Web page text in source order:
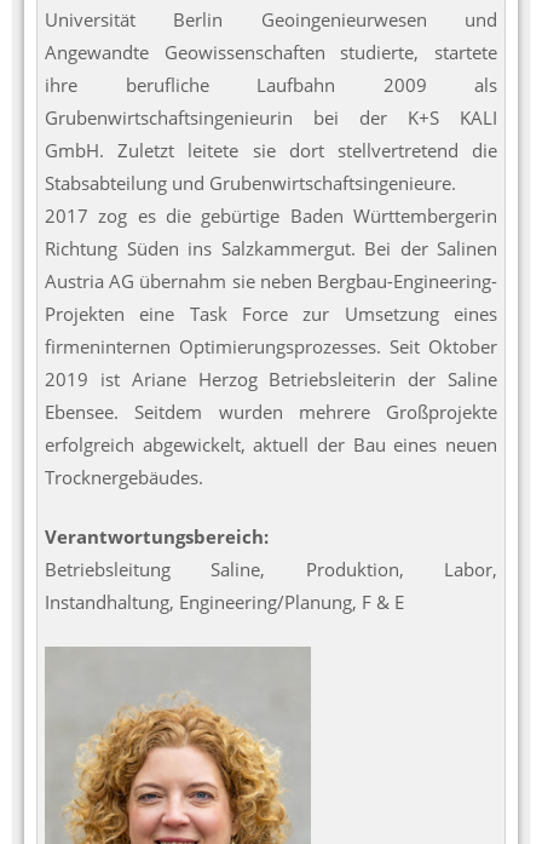
Universität Berlin Geoingenieurwesen und
Angewandte Geowissenschaften studierte, startete
ihre berufliche Laufbahn 2009 als
Grubenwirtschaftsingenieurin bei der K+S KALI
GmbH. Zuletzt leitete sie dort stellvertretend die
Stabsabteilung und Grubenwirtschaftsingenieure.
2017 zog es die gebürtige Baden Württembergerin
Richtung Süden ins Salzkammergut. Bei der Salinen
Austria AG übernahm sie neben Bergbau-Engineering-
Projekten eine Task Force zur Umsetzung eines
firmeninternen Optimierungsprozesses. Seit Oktober
2019 ist Ariane Herzog Betriebsleiterin der Saline
Ebensee. Seitdem wurden mehrere Großprojekte
erfolgreich abgewickelt, aktuell der Bau eines neuen
Trocknergebäudes.
Verantwortungsbereich:
Betriebsleitung Saline, Produktion, Labor,
Instandhaltung, Engineering/Planung, F & E